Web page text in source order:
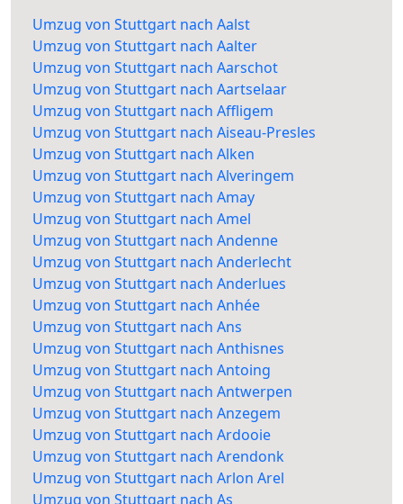
Umzug von Stuttgart nach Aalst
Umzug von Stuttgart nach Aalter
Umzug von Stuttgart nach Aarschot
Umzug von Stuttgart nach Aartselaar
Umzug von Stuttgart nach Affligem
Umzug von Stuttgart nach Aiseau-Presles
Umzug von Stuttgart nach Alken
Umzug von Stuttgart nach Alveringem
Umzug von Stuttgart nach Amay
Umzug von Stuttgart nach Amel
Umzug von Stuttgart nach Andenne
Umzug von Stuttgart nach Anderlecht
Umzug von Stuttgart nach Anderlues
Umzug von Stuttgart nach Anhée
Umzug von Stuttgart nach Ans
Umzug von Stuttgart nach Anthisnes
Umzug von Stuttgart nach Antoing
Umzug von Stuttgart nach Antwerpen
Umzug von Stuttgart nach Anzegem
Umzug von Stuttgart nach Ardooie
Umzug von Stuttgart nach Arendonk
Umzug von Stuttgart nach Arlon Arel
Umzug von Stuttgart nach As